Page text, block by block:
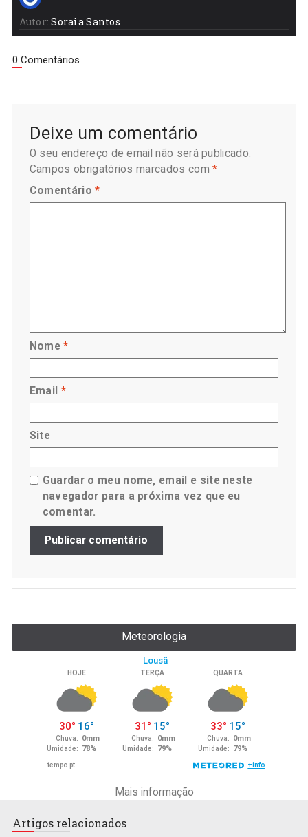
Autor: Soraia Santos
0 Comentários
Deixe um comentário
O seu endereço de email não será publicado.
Campos obrigatórios marcados com*
Comentário*
Nome*
Email *
Site
Guardar o meu nome, email e site neste
navegador para a próxima vez que eu
comentar.
Meteorologia
Mais informação
Artigos relacionados